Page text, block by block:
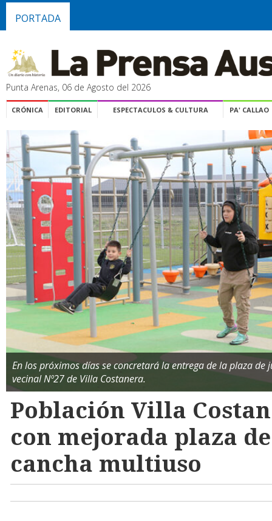
PORTADA
Punta Arenas, 06 de Agosto del 2026
CRÓNICA EDITORIAL ESPECTACULOS & CULTURA PA' CALLAO
En los próximos días se concretará la entrega de la plaza de
vecinal Nº27 de Villa Costanera.
Población Villa
con mejorada plaza
cancha multiuso